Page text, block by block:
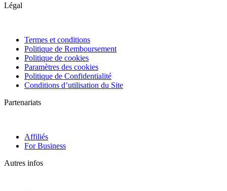
Légal
Termes et conditions
Politique de Remboursement
Politique de cookies
Paramètres des cookies
Politique de Confidentialité
Conditions d’utilisation du Site
Partenariats
Affiliés
For Business
Autres infos